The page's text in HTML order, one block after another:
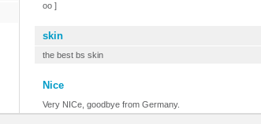
oo ]
skin
the best bs skin
Nice
Very NICe, goodbye from Germany.